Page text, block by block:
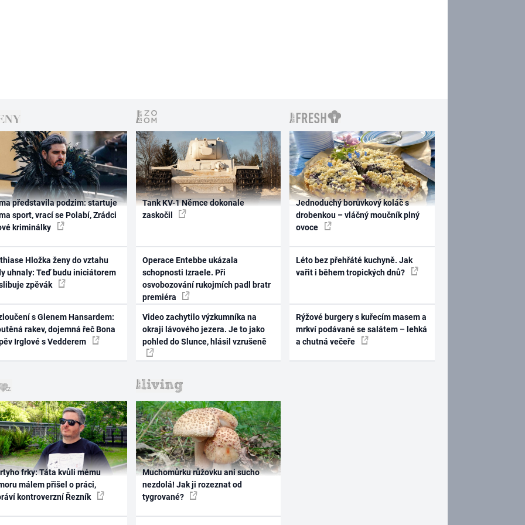
představila podzim: startuje
sport, vrací se Polabí, Zrádci
kriminálky
Hložka ženy do vztahu
uhnaly: Teď budu iniciátorem
zpěvák
s Glenem Hansardem:
rakev, dojemná řeč Bona
Irglové s Vedderem
Tank KV-1 Němce dokonale
zaskočil
Operace Entebbe ukázala
schopnosti Izraele. Při
osvobozování rukojmích padl bratr
premiéra
Video zachytilo výzkumníka na
okraji lávového jezera. Je to jako
pohled do Slunce, hlásil vzrušeně
Jednoduchý borůvkový koláč s
drobenkou – vláčný moučník plný
ovoce
Léto bez přehřáté kuchyně. Jak
vařit i během tropických dnů?
Rýžové burgery s kuřecím masem a
mrkví podávané se salátem – lehká
a chutná večeře
frky: Táta kvůli mému
málem přišel o práci,
kontroverzní Řezník
Muchomůrku růžovku ani sucho
nezdolá! Jak ji rozeznat od
tygrované?